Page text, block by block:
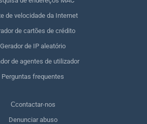
de velocidade da Internet
de cartões de crédito
Gerador de IP aleatório
de agentes de utilizador
Perguntas frequentes
Сcontactar-nos
Denunciar abuso